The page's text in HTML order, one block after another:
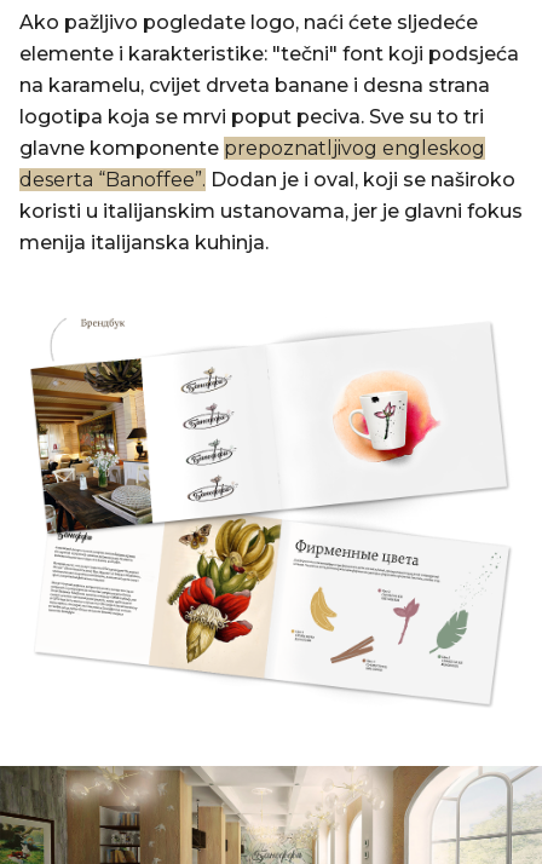
Ako pažljivo pogledate logo, naći ćete sljedeće
elemente i karakteristike: "tečni" font koji podsjeća
na karamelu, cvijet drveta banane i desna strana
logotipa koja se mrvi poput peciva. Sve su to tri
glavne komponente prepoznatljivog engleskog
deserta “Banoffee”. Dodan je i oval, koji se naširoko
koristi u italijanskim ustanovama, jer je glavni fokus
menija italijanska kuhinja.